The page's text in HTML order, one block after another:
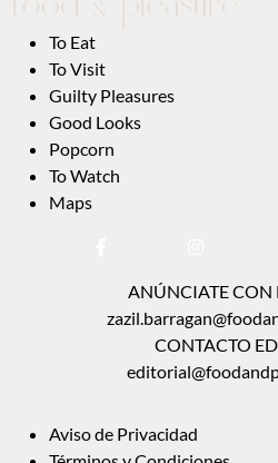
To Eat
To Visit
Guilty Pleasures
Good Looks
Popcorn
To Watch
Maps
ANÚNCIATE CON
CONTACTO
Aviso de Privacidad